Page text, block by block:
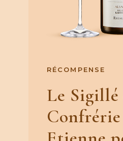
RÉCOMPENSE
Le Sigillé